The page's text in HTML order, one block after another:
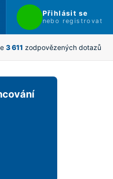
Přihlásit se
nebo registrovat
3 611 zodpovězených dotazů